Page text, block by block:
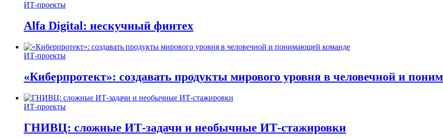
ИТ-проекты
Alfa Digital: нескучный финтех
ИТ-проекты
«Киберпротект»: создавать продукты мирового уровня в человечной и
ИТ-проекты
ГНИВЦ: сложные ИТ‑задачи и необычные ИТ‑стажировки